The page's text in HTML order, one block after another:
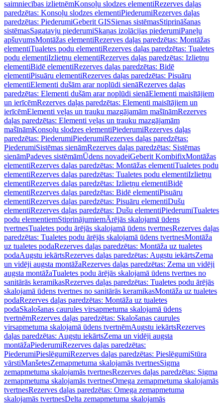
saimniecības izlietnēmKonsoļu slodzes elementiRezerves daļas
paredzētas: Konsoļu slodzes elementiPiederumiRezerves daļas
paredzētas: PiederumiGeberit GISSienas sistēmasStiprināšanas
sistēmasSagatavju piederumiSkaņas izolācijas piederumiPaneļu
apšuvumsMontāžas elementiRezerves daļas paredzētas: Montāžas
elementiTualetes podu elementiRezerves daļas paredzētas: Tualetes
podu elementiIzlietņu elementiRezerves daļas paredzētas: Izlietņu
elementiBidē elementiRezerves daļas paredzētas: Bidē
elementiPisuāru elementiRezerves daļas paredzētas: Pisuāru
elementiElementi dušām arar noplūdi sienāRezerves daļas
paredzētas: Elementi dušām arar noplūdi sienāElementi maisītājiem
un ierīcēmRezerves daļas paredzētas: Elementi maisītājiem un
ierīcēmElementi veļas un trauku mazgājamām mašīnāmRezerves
daļas paredzētas: Elementi veļas un trauku mazgājamām
mašīnāmKonsoļu slodzes elementiPiederumiRezerves daļas
paredzētas: PiederumiPiederumiRezerves daļas paredzētas:
PiederumiSistēmas sienāmRezerves daļas paredzētas: Sistēmas
sienāmPadeves sistēmāmŪdens novadeiGeberit KombifixMontāžas
elementiRezerves daļas paredzētas: Montāžas elementiTualetes podu
elementiRezerves daļas paredzētas: Tualetes podu elementiIzlietņu
elementiRezerves daļas paredzētas: Izlietņu elementiBidē
elementiRezerves daļas paredzētas: Bidē elementiPisuāru
elementiRezerves daļas paredzētas: Pisuāru elementiDušu
elementiRezerves daļas paredzētas: Dušu elementiPiederumiTualetes
podu elementiemStiprinājumiemĀrējās skalojamā ūdens
tvertnesTualetes podu ārējās skalojamā ūdens tvertnesRezerves daļas
paredzētas: Tualetes podu ārējās skalojamā ūdens tvertnesMontāža
uz tualetes podaRezerves daļas paredzētas: Montāža uz tualetes
podaAugstu iekārtsRezerves daļas paredzētas: Augstu iekārtsZema
un vidēji augsta montāžaRezerves daļas paredzētas: Zema un vidēji
augsta montāžaTualetes podu ārējās skalojamā ūdens tvertnes no
sanitārās keramikasRezerves daļas paredzētas: Tualetes podu ārējās
skalojamā ūdens tvertnes no sanitārās keramikasMontāža uz tualetes
podaRezerves daļas paredzētas: Montāža uz tualetes
podaSkalošanas caurules virsapmetuma skalojamā ūdens
tvertnēmRezerves daļas paredzētas: Skalošanas caurules
virsapmetuma skalojamā ūdens tvertnēmAugstu iekārtsRezerves
daļas paredzētas: Augstu iekārtsZema un vidēji augsta
montāžaPiederumiRezerves daļas paredzētas:
PiederumiPieslēgumiRezerves daļas paredzētas: PieslēgumiStūra
vārstiManšetesZemapmetuma skalojamās tvertnesSigma
zemapmetuma skalojamās tvertnesRezerves daļas paredzētas: Sigma
zemapmetuma skalojamās tvertnesOmega zemapmetuma skalojamās
tvertnesRezerves daļas paredzētas: Omega zemapmetuma
skalojamās tvertnesDelta zemapmetuma skalojamās